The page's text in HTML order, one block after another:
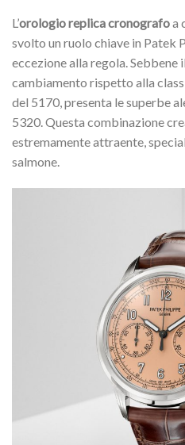
L’orologio replica cronografoa
svolto un ruolo chiave in Patek
eccezione alla regola. Sebbene
cambiamento rispetto alla
del 5170, presenta le superbe
5320. Questa combinazione
estremamente attraente,
salmone.